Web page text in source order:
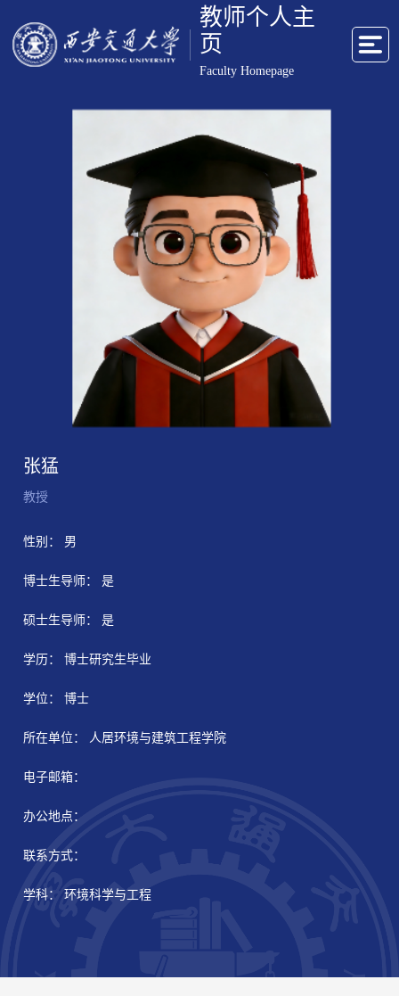
教师个人主
页
Faculty Homepage
张猛
教授
性别： 男
博士生导师： 是
硕士生导师： 是
学历： 博士研究生毕业
学位： 博士
所在单位： 人居环境与建筑工程学院
电子邮箱：
办公地点：
联系方式：
学科： 环境科学与工程